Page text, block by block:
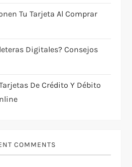
Tu Tarjeta Al Comprar
Digitales? Consejos
De Crédito Y Débito
COMMENTS